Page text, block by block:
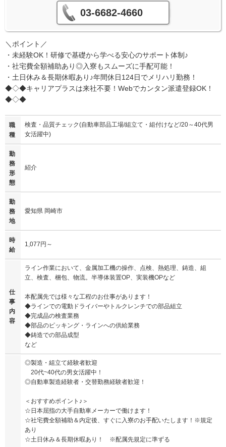
03-6682-4660
＼ポイント／
・未経験OK！研修で基礎から学べる安心のサポート体制♪
・社宅費全額補助あり◎入寮もスムーズに手配可能！
・土日休み＆長期休暇あり♪年間休日124日でメリハリ勤務！
◆◇◆キャリアプラスは来社不要！Webでカンタン派遣登録OK！
◆◇◆
職
種
検査・品質チェック(自動車部品工場/組立て・組付けなど/20～40代男
女活躍中)
勤
務
形
態
紹介
勤
務
地
愛知県 岡崎市
時
給
1,077円～
仕
事
内
容
ライン作業において、金属加工機の操作、点検、熱処理、鋳造、組
立、検査、梱包、物流。半導体装置OP、実装機OPなど
本配属先では様々な工程のお仕事があります！
◆ラインでの電動ドライバーやトルクレンチでの部品組立
◆完成品の検査業務
◆部品のピッキング・ラインへの供給業務
◆鋳造での部品成型
など
◎製造・組立て経験者歓迎
20代~40代の男女活躍中！
◎自動車製造経験者・交替勤務経験者歓迎！
＜おすすめポイント♪＞
☆日本屈指の大手自動車メーカーで働けます！
☆社宅費全額補助＆内定後、すぐに入寮のお手配いたします！※規定
あり
☆土日休み＆長期休暇あり！ ※配属先規定に準ずる